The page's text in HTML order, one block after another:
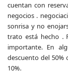
cuentan con
negocios .
sonrisa y no
trato está hecho .
importante. En
descuento del 50%
10%.